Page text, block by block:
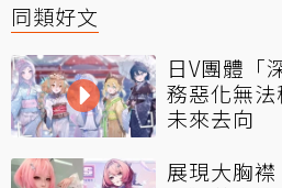
同類好文
日V團體「
務惡化無
未來去向
展現大胸